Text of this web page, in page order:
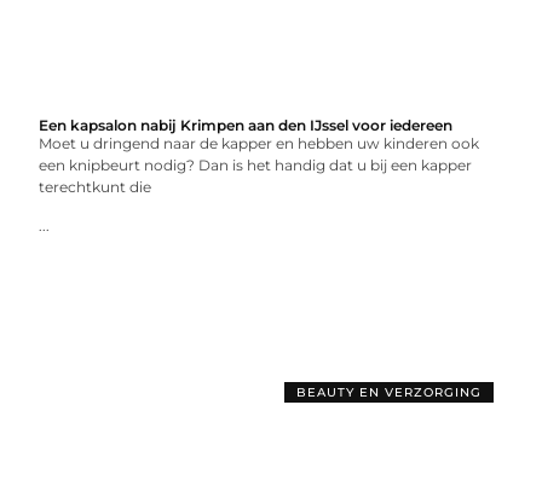
Een kapsalon nabij Krimpen aan den IJssel voor iedereen
Moet u dringend naar de kapper en hebben uw kinderen ook
een knipbeurt nodig? Dan is het handig dat u bij een kapper
terechtkunt die
...
BEAUTY EN VERZORGING